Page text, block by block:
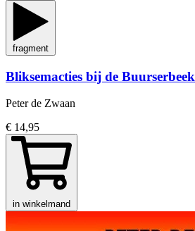
fragment
Bliksemacties bij de Buurserbeek
Peter de Zwaan
€ 14,95
in winkelmand